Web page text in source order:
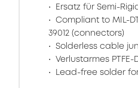
Ersatz für Semi-
Compliant to MIL-
39012 (connectors)
Solderless cable
Verlustarmes PTFE-
Lead-free solder